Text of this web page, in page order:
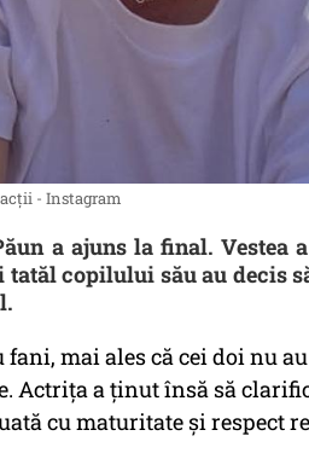
- Instagram
a ajuns la final. Vestea
copilului său au decis
mai ales că cei doi nu
Actrița a ținut însă să
cu maturitate și respect